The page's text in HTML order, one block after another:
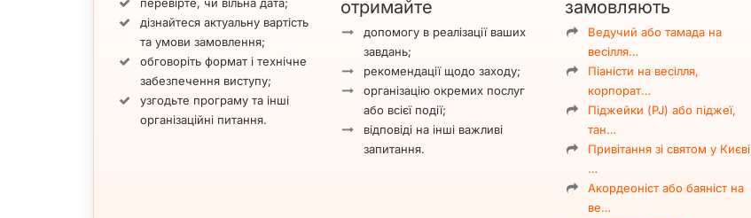
дізнайтеся актуальну вартість
та умови замовлення;
обговоріть формат і технічне
забезпечення виступу;
узгодьте програму та інші
організаційні питання.
отримайте
допомогу в реалізації ваших
завдань;
рекомендації щодо заходу;
організацію окремих послуг
або всієї події;
відповіді на інші важливі
запитання.
замовляють
Ведучий або тамада на
весілля…
Піаністи на весілля,
корпорат…
Піджейки (PJ) або піджеї,
тан…
Привітання зі святом у Києві
…
Акордеоніст або баяніст на
ве…